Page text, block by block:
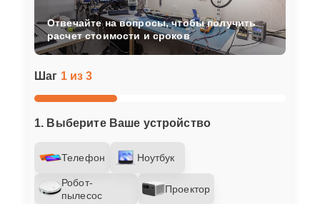
Шаг 1 из 3
1. Выберите Ваше устройство
Телефон Ноутбук
Робот-
пылесос
Проектор
Отвечайте на вопросы, чтобы получить
расчет стоимости и сроков